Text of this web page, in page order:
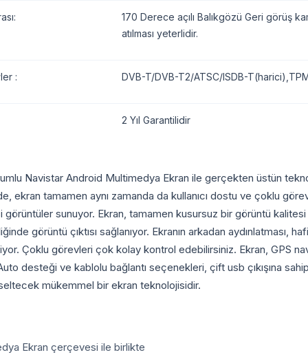
170 Derece açılı Balıkgözü Geri görüş
atılması yeterlidir.
: DVB-T/DVB-T2/ATSC/ISDB-
2 Yıl Garantilidir
Navistar Android Multimedya Ekran ile gerçekten üstün
ekran tamamen aynı zamanda da kullanıcı dostu ve çoklu
sunuyor. Ekran, tamamen kusursuz bir görüntü
görüntü çıktısı sağlanıyor. Ekranın arkadan aydınlatması,
Çoklu görevleri çok kolay kontrol edebilirsiniz. Ekran, GPS
desteği ve kablolu bağlantı seçenekleri, çift usb çıkışına
mükemmel bir ekran teknolojisidir.
Ekran çerçevesi ile birlikte